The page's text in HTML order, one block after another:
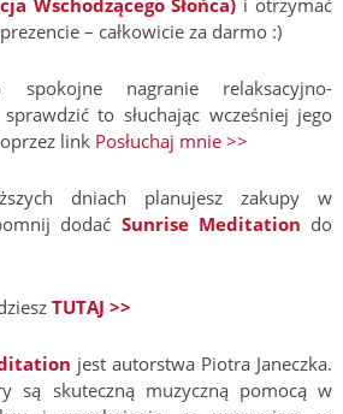
Wschodzącego Słońca) i otrzymać
– całkowicie za darmo :)
nagranie relaksacyjno-
to słuchając wcześniej jego
link Posłuchaj mnie >>
dniach planujesz zakupy w
dodać Sunrise Meditation do
TUTAJ >>
jest autorstwa Piotra Janeczka.
są skuteczną muzyczną pomocą w